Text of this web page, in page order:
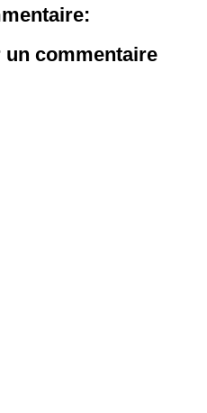
commentaire